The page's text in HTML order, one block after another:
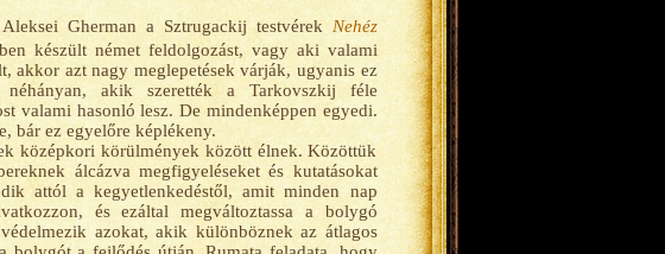
Gherman a Sztrugackij testvérek Nehéz
készült német feldolgozást, vagy aki valami
akkor azt nagy meglepetések várják, ugyanis ez
akik szerették a Tarkovszkij féle
valami hasonló lesz. De mindenképpen egyedi.
bár ez egyelőre képlékeny.
középkori körülmények között élnek. Közöttük
álcázva megfigyeléseket és kutatásokat
attól a kegyetlenkedéstől, amit minden nap
és ezáltal megváltoztassa a bolygó
azokat, akik különböznek az átlagos